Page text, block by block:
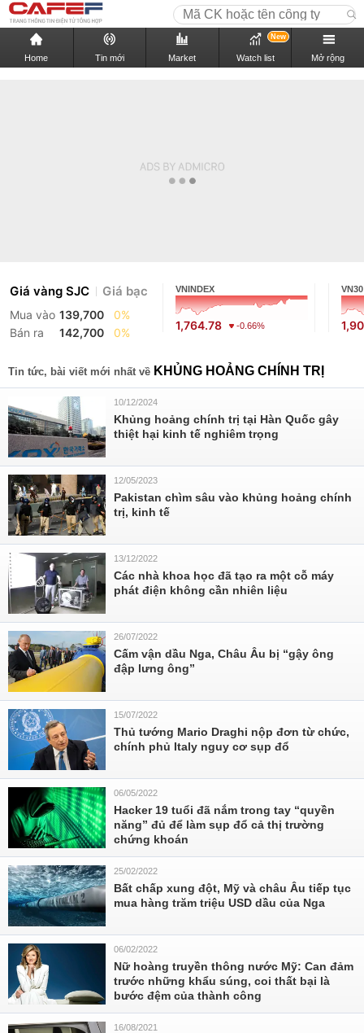
Home Tin mới Market Watch list
New
Mở rộng
Giá vàng SJC Giá bạc
Mua vào 139,700
0%
Bán ra
142,700 0%
VNINDEX
1,764.78 -0.66%
VN30
Tin tức, bài viết mới nhất về KHỦNG HOẢNG CHÍNH TRỊ
10/12/2024
Khủng hoảng chính trị tại Hàn Quốc gây
thiệt hại kinh tế nghiêm trọng
12/05/2023
Pakistan chìm sâu vào khủng hoảng chính
trị, kinh tế
13/12/2022
Các nhà khoa học đã tạo ra một cỗ máy
phát điện không cần nhiên liệu
26/07/2022
Cấm vận dầu Nga, Châu Âu bị “gậy ông
đập lưng ông”
15/07/2022
Thủ tướng Mario Draghi nộp đơn từ chức,
chính phủ Italy nguy cơ sụp đổ
06/05/2022
Hacker 19 tuổi đã nắm trong tay “quyền
năng” đủ để làm sụp đổ cả thị trường
chứng khoán
25/02/2022
Bất chấp xung đột, Mỹ và châu Âu tiếp tục
mua hàng trăm triệu USD dầu của Nga
06/02/2022
Nữ hoàng truyền thông nước Mỹ: Can đảm
trước những khẩu súng, coi thất bại là
bước đệm của thành công
16/08/2021